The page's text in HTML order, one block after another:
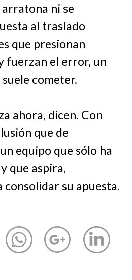
arratona ni se
al traslado
que presionan
fuerzan el error, un
cometer.
ahora, dicen. Con
que de
equipo que sólo ha
que aspira,
consolidar su apuesta.